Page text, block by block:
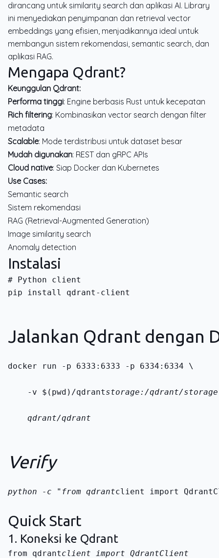
dirancang untuk similarity search dan aplikasi AI. Library
ini menyediakan penyimpanan dan retrieval vector
embeddings yang efisien, menjadikannya ideal untuk
membangun sistem rekomendasi, semantic search, dan
aplikasi RAG.
Mengapa Qdrant?
Keunggulan Qdrant:
Performa tinggi: Engine berbasis Rust untuk kecepatan
Rich filtering: Kombinasikan vector search dengan filter
metadata
Scalable: Mode terdistribusi untuk dataset besar
Mudah digunakan: REST dan gRPC APIs
Cloud native: Siap Docker dan Kubernetes
Use Cases:
Semantic search
Sistem rekomendasi
RAG (Retrieval-Augmented Generation)
Image similarity search
Anomaly detection
Instalasi
pip install qdrant-client
Jalankan Qdrant dengan
docker run -p 6333:6333 -p 6334:6334 \
    -v $(pwd)/qdrant
storage:/qdrant/
    qdrant/qdrant
Verify
python -c "from qdrantclient import
Quick Start
1. Koneksi ke Qdrant
from qdrantclient import QdrantClient